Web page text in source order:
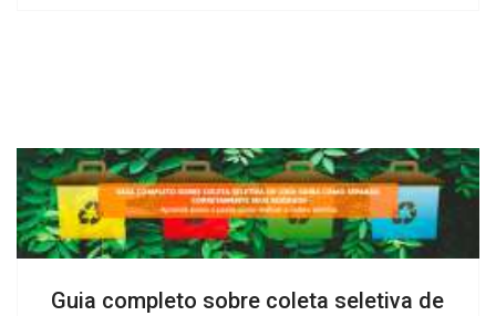
Guia completo sobre coleta seletiva de